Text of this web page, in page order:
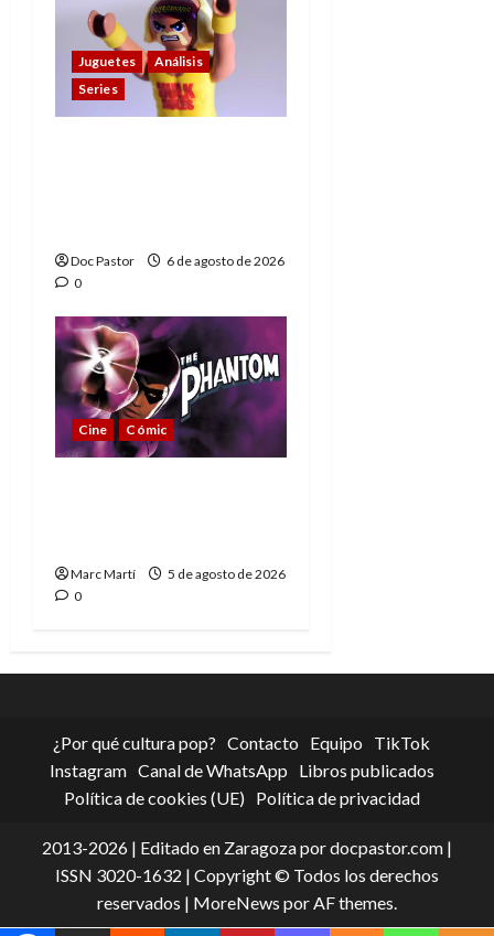
Juguetes
Análisis
Series
Doc Pastor
6 de agosto de 2026
0
Cine Cómic
Marc Martí
5 de agosto de 2026
0
¿Por qué cultura pop? Contacto Equipo
TikTok
Instagram Canal de WhatsApp
Libros publicados
Política de cookies (UE)
Política de privacidad
2013-2026 | Editado en Zaragoza por docpastor.com |
ISSN 3020-1632 | Copyright © Todos los derechos
reservados | MoreNews por AF themes.